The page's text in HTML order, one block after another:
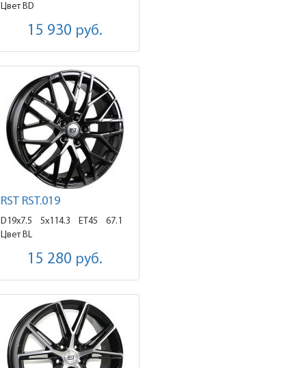
Цвет BD
15 930 руб.
RST RST.019
D19x7.5 5x114.3 ET45
67.1
Цвет BL
15 280 руб.